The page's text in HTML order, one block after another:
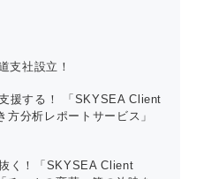
支社設立！
援する！ 「SKYSEA Client
分析レポートサービス」
く！「SKYSEA Client